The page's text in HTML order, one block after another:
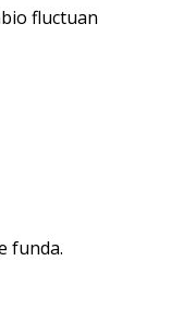
fluctuan
funda.